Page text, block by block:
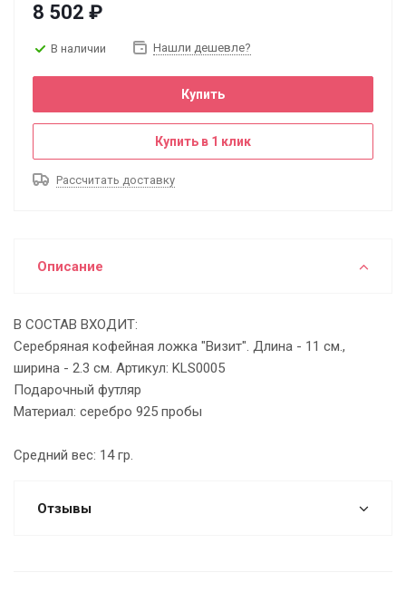
8 502 ₽
В наличии Нашли дешевле?
Купить
Купить в 1 клик
Рассчитать доставку
Описание
В СОСТАВ ВХОДИТ:
Серебряная кофейная ложка "Визит". Длина - 11 см.,
ширина - 2.3 см. Артикул: KLS0005
Подарочный футляр
Материал: серебро 925 пробы
Средний вес: 14 гр.
Отзывы